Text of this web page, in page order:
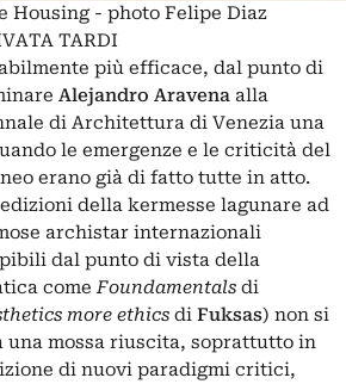
Housing - photo Felipe Diaz
TARDI
più efficace, dal punto di
Alejandro Aravena alla
di Architettura di Venezia una
le emergenze e le criticità del
erano già di fatto tutte in atto.
della kermesse lagunare ad
archistar internazionali
dal punto di vista della
comeFoundamentals di
more ethics di Fuksas) non si
una mossa riuscita, soprattutto in
di nuovi paradigmi critici,